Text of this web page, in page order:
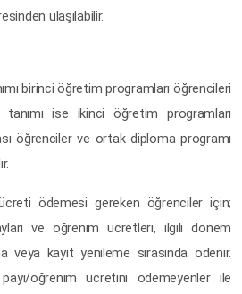
ulaşılabilir.
birinci öğretim programları öğrencileri
ise ikinci öğretim programları
öğrenciler ve ortak diploma programı
ödemesi gereken öğrenciler için;
ve öğrenim ücretleri, ilgili dönem
veya kayıt yenileme sırasında ödenir.
öğrenim ücretini ödemeyenler ile